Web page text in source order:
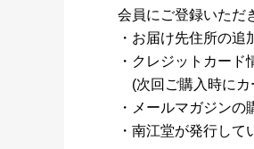
会員にご登録いただ
・お届け先住所の追
・クレジットカード
(次回ご購入時にカ
・メールマガジンの
・南江堂が発行し